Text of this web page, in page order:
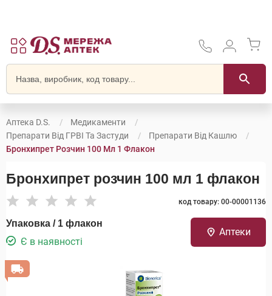
Аптека D.S.
Медикаменти
Препарати Від ГРВІ Та Застуди
Препарати Від Кашлю
Бронхипрет Розчин 100 Мл 1 Флакон
Бронхипрет розчин 100 мл 1 флакон
код товару: 00-00001136
Упаковка / 1 флакон
Є в наявності
Аптеки